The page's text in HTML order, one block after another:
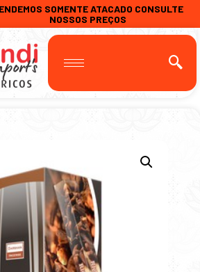
SOMENTE ATACADO CONSULTE
NOSSOS PREÇOS